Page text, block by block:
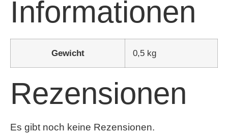
Informationen
Gewicht 0,5 kg
Rezensionen
Es gibt noch keine Rezensionen.